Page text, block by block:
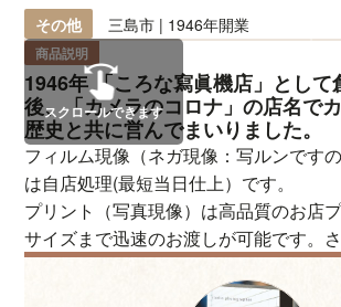
その他 三島市 | 1946年開業
スクロールできます
商品説明
1946年 「ころな寫眞機店」として
後、「カメラのコロナ」の店名で
歴史と共に営んでまいりました。
フィルム現像（ネガ現像：写ルンです
は自店処理(最短当日仕上）です。
プリント（写真現像）は高品質のお店
サイズまで迅速のお渡しが可能です。
クジェットにて最大幅1118mm×長さ
も自店処理しております